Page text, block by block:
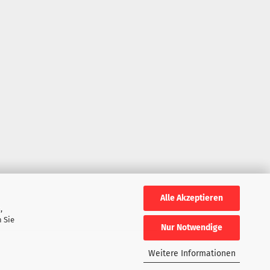
Sie
Alle Akzeptieren
Nur Notwendige
Weitere Informationen